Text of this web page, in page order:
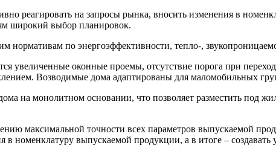
реагировать на запросы рынка, вносить изменения в
широкий выбор планировок.
по энергоэффективности, тепло-,
увеличенные оконные проемы, отсутствие порога при
Возводимые дома адаптированы для маломобильных
на монолитном основании, что позволяет разместить под
максимальной точности всех параметров выпускаемой
в номенклатуру выпускаемой продукции, а в итоге –